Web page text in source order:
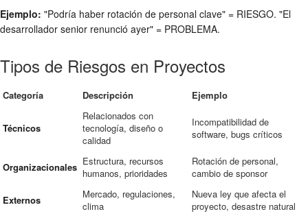
Ejemplo: "Podría haber rotación de personal clave" = RIESGO. "El
desarrollador senior renunció ayer" = PROBLEMA.
Tipos de Riesgos en Proyectos
Categoría Descripción Ejemplo
Técnicos
Relacionados con
tecnología, diseño o
calidad
Incompatibilidad de
software, bugs críticos
Organizacionales Estructura, recursos
humanos, prioridades
Rotación de personal,
cambio de sponsor
Externos
Mercado, regulaciones,
clima
Nueva ley que afecta el
proyecto, desastre natural